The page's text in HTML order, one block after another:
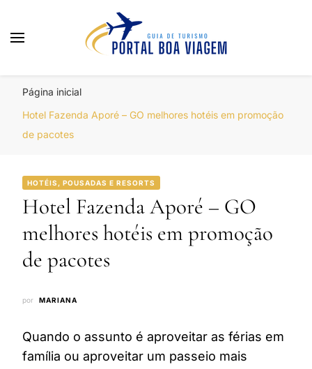
Página inicial
Hotel Fazenda Aporé – GO melhores hotéis em promoção
de pacotes
HOTÉIS, POUSADAS E RESORTS
Hotel Fazenda Aporé – GO
melhores hotéis em promoção
de pacotes
por MARIANA
Quando o assunto é aproveitar as férias em
família ou aproveitar um passeio mais